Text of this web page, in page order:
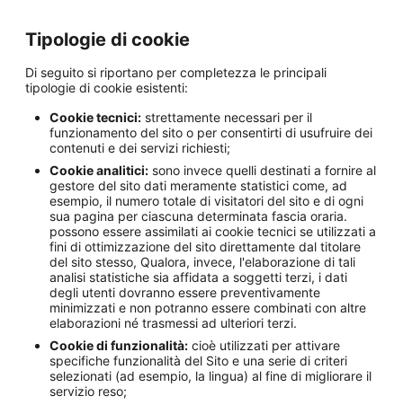
Tipologie di cookie
Di seguito si riportano per completezza le principali
tipologie di cookie esistenti:
Cookie tecnici: strettamente necessari per il
funzionamento del sito o per consentirti di usufruire dei
contenuti e dei servizi richiesti;
Cookie analitici: sono invece quelli destinati a fornire al
gestore del sito dati meramente statistici come, ad
esempio, il numero totale di visitatori del sito e di ogni
sua pagina per ciascuna determinata fascia oraria.
possono essere assimilati ai cookie tecnici se utilizzati a
fini di ottimizzazione del sito direttamente dal titolare
del sito stesso, Qualora, invece, l'elaborazione di tali
analisi statistiche sia affidata a soggetti terzi, i dati
degli utenti dovranno essere preventivamente
minimizzati e non potranno essere combinati con altre
elaborazioni né trasmessi ad ulteriori terzi.
Cookie di funzionalità: cioè utilizzati per attivare
specifiche funzionalità del Sito e una serie di criteri
selezionati (ad esempio, la lingua) al fine di migliorare il
servizio reso;